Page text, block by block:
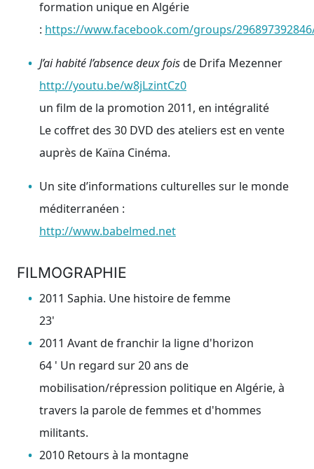
formation unique en Algérie
: https://www.facebook.com/groups/
J’ai habité l’absence deux foisde Drifa Mezenner
http://youtu.be/w8jLzintCz0
un film de la promotion 2011, en intégralité
Le coffret des 30 DVD des ateliers est en vente
auprès de Kaïna Cinéma.
Un site d’informations culturelles sur le monde
méditerranéen :
http://www.babelmed.net
FILMOGRAPHIE
2011 Saphia. Une histoire de femme
23'
2011 Avant de franchir la ligne d'horizon
64 ' Un regard sur 20 ans de
mobilisation/répression politique en Algérie, à
travers la parole de femmes et d'hommes
militants.
2010 Retours à la montagne